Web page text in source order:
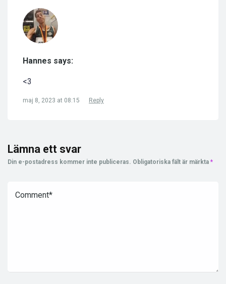
Hannes says:
<3
maj 8, 2023 at 08:15 Reply
Lämna ett svar
Din e-postadress kommer inte publiceras. Obligatoriska fält är märkta *